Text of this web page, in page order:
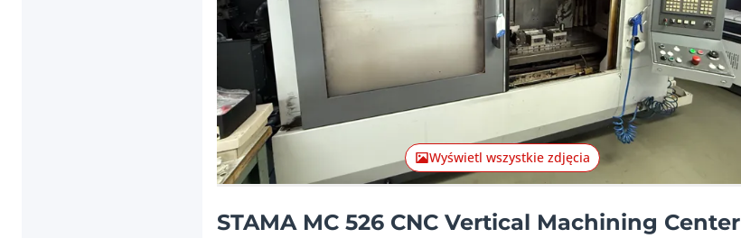
Wyświetl wszystkie zdjęcia
STAMA MC 526 CNC Vertical Machining Center